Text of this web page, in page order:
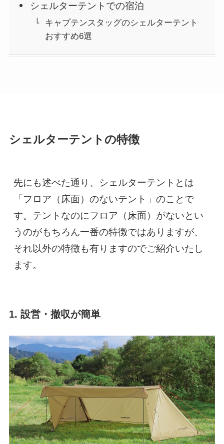
シェルターテントでの宿泊
キャプテンスタッグのシェルターテント
おすすめ6選
シェルターテントの特徴
先にも述べた通り、シェルターテントとは
「フロア（床面）のないテント」のことで
す。テントなのにフロア（床面）がないとい
うのがもちろん一番の特徴ではありますが、
それ以外の特徴も有りますのでご紹介いたし
ます。
1. 設営・撤収が簡単